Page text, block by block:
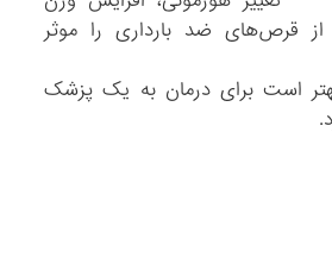
قرص‌های ضد بارداری را موثر
است برای درمان به یک پزشک